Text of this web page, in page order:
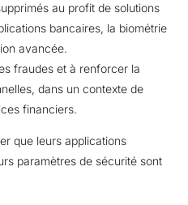
au profit de solutions
bancaires, la biométrie
avancée.
fraudes et à renforcer la
dans un contexte de
financiers.
que leurs applications
paramètres de sécurité sont